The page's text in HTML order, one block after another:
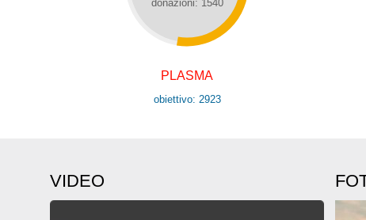
donazioni: 1540
PLASMA
obiettivo: 2923
VIDEO